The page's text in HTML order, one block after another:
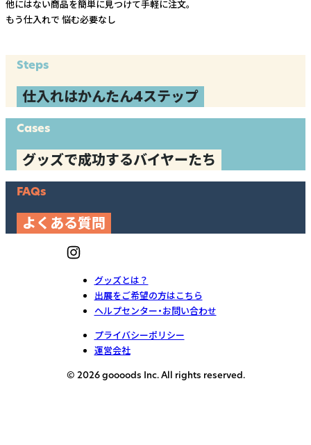
他にはない商品を簡単に見つけて手軽に注文。
もう仕入れで 悩む必要なし
Steps
仕入れはかんたん4ステップ
Cases
グッズで成功するバイヤーたち
FAQs
よくある質問
グッズとは？
出展をご希望の方はこちら
ヘルプセンター・お問い合わせ
プライバシーポリシー
運営会社
© 2026 goooods Inc. All rights reserved.